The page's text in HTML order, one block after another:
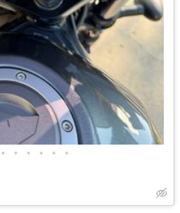
• • • • • •